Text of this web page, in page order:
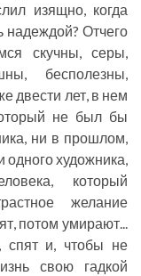
изящно, когда
надеждой? Отчего
скучны, серы,
бесполезны,
двести лет, в нем
не был бы
ни в прошлом,
одного художника,
который
желание
потом умирают...
спят и, чтобы не
свою гадкой